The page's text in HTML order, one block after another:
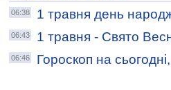
06:38 1 травня день
06:43 1 травня - Свято
06:46
Гороскоп на